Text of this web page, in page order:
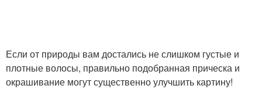
Если от природы вам достались не слишком густые и
плотные волосы, правильно подобранная прическа и
окрашивание могут существенно улучшить картину!